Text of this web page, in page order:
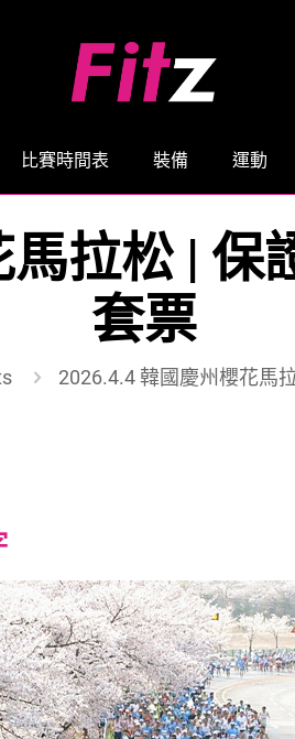
比賽時間表 裝備 運動
拉松 | 保
套票
2026.4.4 韓國慶州櫻花馬
Increase
font
size.